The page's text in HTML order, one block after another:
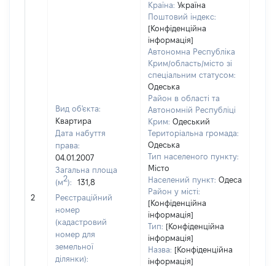
2
Вид об'єкта:
Квартира
Дата набуття
права:
04.01.2007
Загальна площа
(м2):
131,8
Реєстраційний
номер
(кадастровий
номер для
земельної
ділянки):
Країна: Україна
Поштовий індекс:
[Конфіденційна
інформація]
Автономна Республіка
Крим/область/місто зі
спеціальним статусом:
Одеська
Район в області та
Автономній Республіці
Крим: Одеський
Територіальна громада:
Одеська
Тип населеного пункту:
Місто
Населений пункт: Одеса
Район у місті:
[Конфіденційна
інформація]
Тип: [Конфіденційна
інформація]
Назва: [Конфіденційна
інформація]